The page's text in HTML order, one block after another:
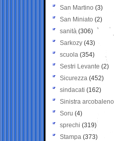
San Martino (3)
San Miniato (2)
sanità (306)
Sarkozy (43)
scuola (354)
Sestri Levante (2)
Sicurezza (452)
sindacati (162)
Sinistra arcobaleno
Soru (4)
sprechi (319)
Stampa (373)